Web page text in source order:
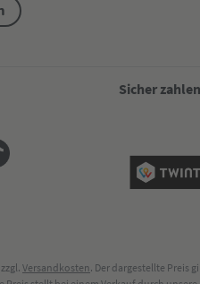
Sicher zahlen
Versandkosten. Der dargestellte Preis